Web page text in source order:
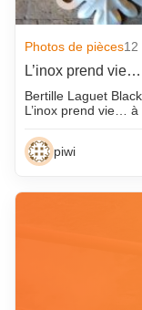
Photos de pièces12
L’inox prend
Bertille Laguet
L’inox prend vie… à
piwi